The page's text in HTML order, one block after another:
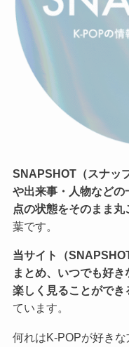
SNAPSHOT（スナッ
や出来事・人物などの
点の状態をそのまま丸
葉です。
当サイト（
まとめ、いつでも好
楽しく見ることができ
ています。
何れはK-POPが好き